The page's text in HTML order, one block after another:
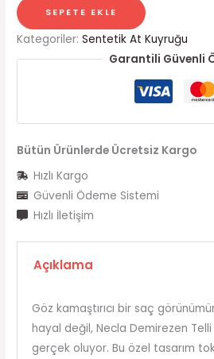
SEPETE EKLE
Kategoriler:Sentetik At Kuyruğu
Garantili Güvenli
Bütün Ürünlerde Ücretsiz Kargo
Hızlı Kargo
Güvenli Ödeme Sistemi
Hızlı İletişim
Açıklama
Göz kamaştırıcı bir saç
hayal değil, Necla Demirezen Telli
gerçek oluyor. Bu özel tasarım